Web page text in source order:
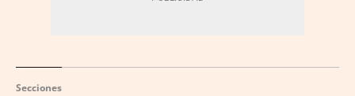
Secciones